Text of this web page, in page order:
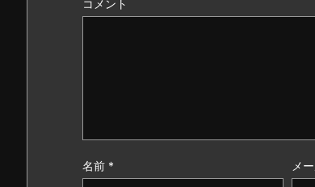
コメント
名前 * メ